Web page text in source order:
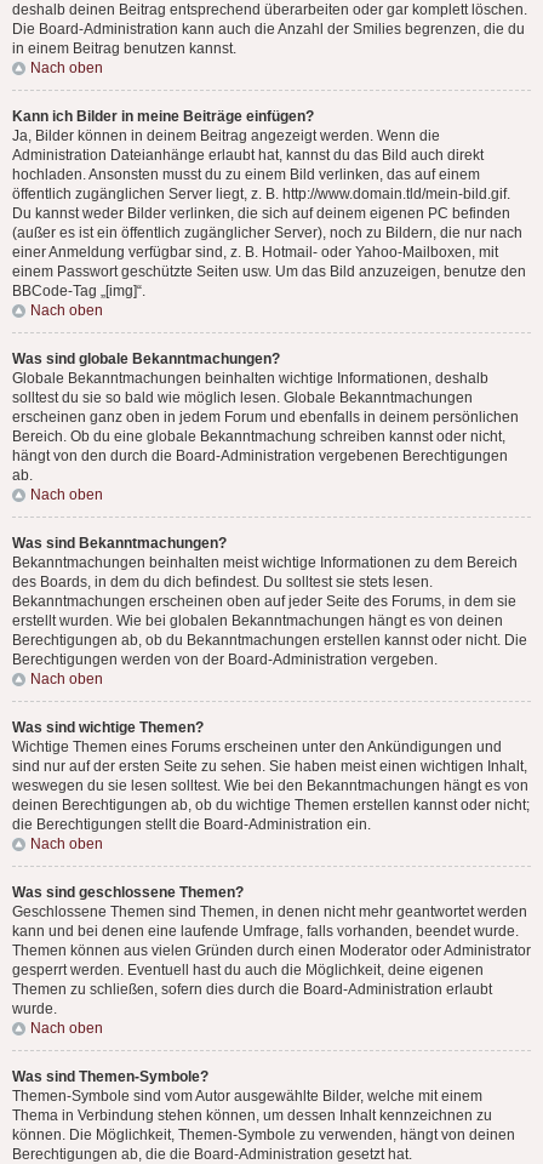
deshalb deinen Beitrag entsprechend überarbeiten oder gar komplett löschen.
Die Board-Administration kann auch die Anzahl der Smilies begrenzen, die du
in einem Beitrag benutzen kannst.
Nach oben
Kann ich Bilder in meine Beiträge einfügen?
Ja, Bilder können in deinem Beitrag angezeigt werden. Wenn die
Administration Dateianhänge erlaubt hat, kannst du das Bild auch direkt
hochladen. Ansonsten musst du zu einem Bild verlinken, das auf einem
öffentlich zugänglichen Server liegt, z. B. http://www.domain.tld/mein-bild.gif.
Du kannst weder Bilder verlinken, die sich auf deinem eigenen PC befinden
(außer es ist ein öffentlich zugänglicher Server), noch zu Bildern, die nur nach
einer Anmeldung verfügbar sind, z. B. Hotmail- oder Yahoo-Mailboxen, mit
einem Passwort geschützte Seiten usw. Um das Bild anzuzeigen, benutze den
BBCode-Tag „[img]“.
Nach oben
Was sind globale Bekanntmachungen?
Globale Bekanntmachungen beinhalten wichtige Informationen, deshalb
solltest du sie so bald wie möglich lesen. Globale Bekanntmachungen
erscheinen ganz oben in jedem Forum und ebenfalls in deinem persönlichen
Bereich. Ob du eine globale Bekanntmachung schreiben kannst oder nicht,
hängt von den durch die Board-Administration vergebenen Berechtigungen
ab.
Nach oben
Was sind Bekanntmachungen?
Bekanntmachungen beinhalten meist wichtige Informationen zu dem Bereich
des Boards, in dem du dich befindest. Du solltest sie stets lesen.
Bekanntmachungen erscheinen oben auf jeder Seite des Forums, in dem sie
erstellt wurden. Wie bei globalen Bekanntmachungen hängt es von deinen
Berechtigungen ab, ob du Bekanntmachungen erstellen kannst oder nicht. Die
Berechtigungen werden von der Board-Administration vergeben.
Nach oben
Was sind wichtige Themen?
Wichtige Themen eines Forums erscheinen unter den Ankündigungen und
sind nur auf der ersten Seite zu sehen. Sie haben meist einen wichtigen Inhalt,
weswegen du sie lesen solltest. Wie bei den Bekanntmachungen hängt es von
deinen Berechtigungen ab, ob du wichtige Themen erstellen kannst oder nicht;
die Berechtigungen stellt die Board-Administration ein.
Nach oben
Was sind geschlossene Themen?
Geschlossene Themen sind Themen, in denen nicht mehr geantwortet werden
kann und bei denen eine laufende Umfrage, falls vorhanden, beendet wurde.
Themen können aus vielen Gründen durch einen Moderator oder Administrator
gesperrt werden. Eventuell hast du auch die Möglichkeit, deine eigenen
Themen zu schließen, sofern dies durch die Board-Administration erlaubt
wurde.
Nach oben
Was sind Themen-Symbole?
Themen-Symbole sind vom Autor ausgewählte Bilder, welche mit einem
Thema in Verbindung stehen können, um dessen Inhalt kennzeichnen zu
können. Die Möglichkeit, Themen-Symbole zu verwenden, hängt von deinen
Berechtigungen ab, die die Board-Administration gesetzt hat.